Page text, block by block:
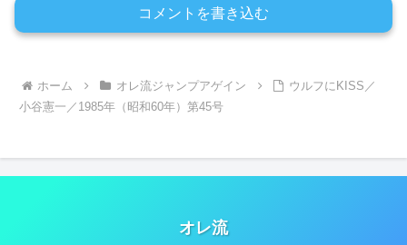
コメントを書き込む
ホーム オレ流ジャンプアゲイン
ウルフにKISS／
小谷憲一／1985年（昭和60年）第45号
オレ流